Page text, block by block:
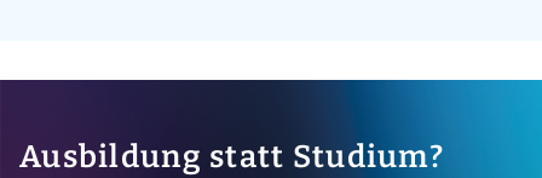
Ausbildung statt Studium?